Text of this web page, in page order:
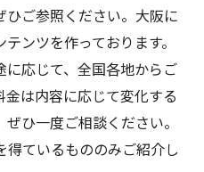
ご参照ください。大阪に
ンツを作っております。
応じて、全国各地からご
は内容に応じて変化する
ひ一度ご相談ください。
ているもののみご紹介し